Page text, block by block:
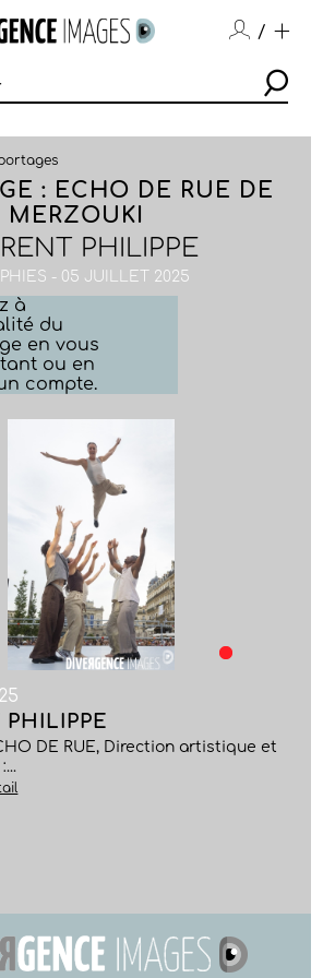
/
: ECHO DE RUE DE
MERZOUKI
PHILIPPE
- 05 JUILLET 2025
à
du
en vous
ou en
compte.
PHILIPPE
DE RUE, Direction artistique et